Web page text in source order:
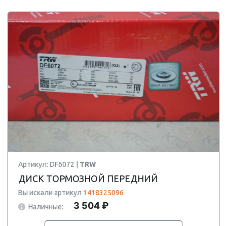
Артикул: DF6072 | TRW
ДИСК ТОРМОЗНОЙ ПЕРЕДНИЙ
Вы искали артикул 1418325096
Наличные:
3 504 ₽